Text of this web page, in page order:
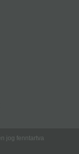
jog fenntartva